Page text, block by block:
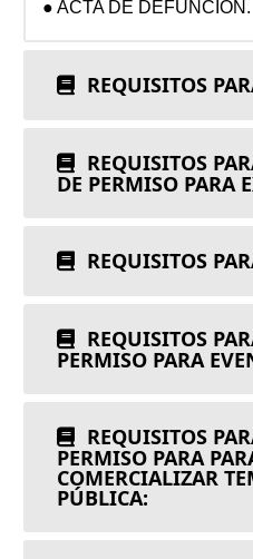
● ACTA DE DEFUNCIÓN.
REQUISITOS
REQUISITOS
DE PERMISO PARA
REQUISITOS
REQUISITOS
PERMISO PARA
REQUISITOS
PERMISO PARA
COMERCIALIZAR
PÚBLICA: